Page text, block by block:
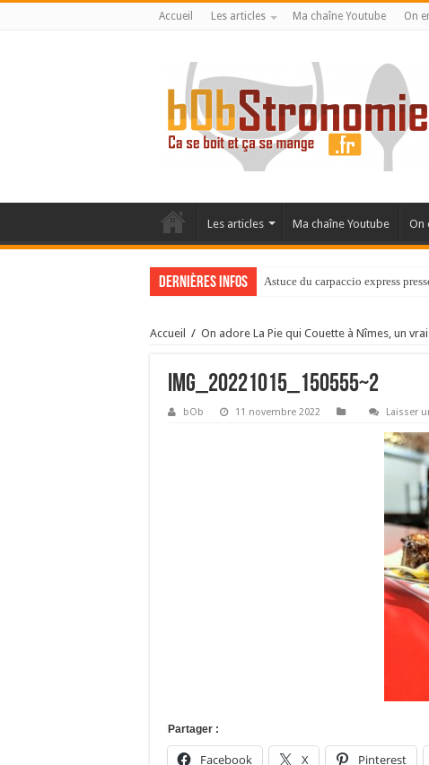
Accueil Les articles Ma chaîne Youtube On
Les articles Ma chaîne Youtube On
Dernières infos Astuce du carpaccio express
Accueil / On adore La Pie qui Couette à Nîmes, un
IMG_20221015_150555~2
bOb 11 novembre 2022 Laisser
Partager :
Facebook X Pinterest